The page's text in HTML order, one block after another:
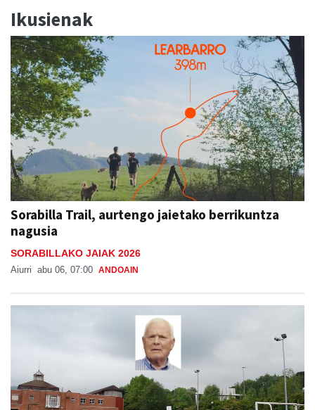
Ikusienak
Sorabilla Trail, aurtengo jaietako berrikuntza
nagusia
SORABILLAKO JAIAK 2026
Aiurri abu 06, 07:00 ANDOAIN